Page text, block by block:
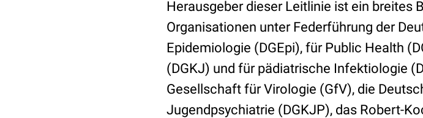
Herausgeber dieser Leitlinie ist ein breites
Organisationen unter Federführung der
Epidemiologie (DGEpi), für Public Health
(DGKJ) und für pädiatrische Infektiologie
Gesellschaft für Virologie (GfV), die
Jugendpsychiatrie (DGKJP), das Robert-